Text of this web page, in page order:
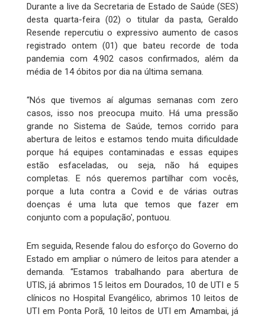
Durante a live da Secretaria de Estado de Saúde (SES)
desta quarta-feira (02) o titular da pasta, Geraldo
Resende repercutiu o expressivo aumento de casos
registrado ontem (01) que bateu recorde de toda
pandemia com 4.902 casos confirmados, além da
média de 14 óbitos por dia na última semana.
“Nós que tivemos aí algumas semanas com zero
casos, isso nos preocupa muito. Há uma pressão
grande no Sistema de Saúde, temos corrido para
abertura de leitos e estamos tendo muita dificuldade
porque há equipes contaminadas e essas equipes
estão esfaceladas, ou seja, não há equipes
completas. E nós queremos partilhar com vocês,
porque a luta contra a Covid e de várias outras
doenças é uma luta que temos que fazer em
conjunto com a população', pontuou.
Em seguida, Resende falou do esforço do Governo do
Estado em ampliar o número de leitos para atender a
demanda. “Estamos trabalhando para abertura de
UTIS, já abrimos 15 leitos em Dourados, 10 de UTI e 5
clínicos no Hospital Evangélico, abrimos 10 leitos de
UTI em Ponta Porã, 10 leitos de UTI em Amambai, já